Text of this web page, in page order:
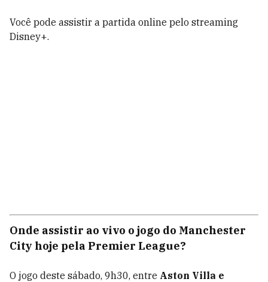
Você pode assistir a partida online pelo streaming
Disney+.
Onde assistir ao vivo o jogo do Manchester
City hoje pela Premier League?
O jogo deste sábado, 9h30, entre Aston Villa e